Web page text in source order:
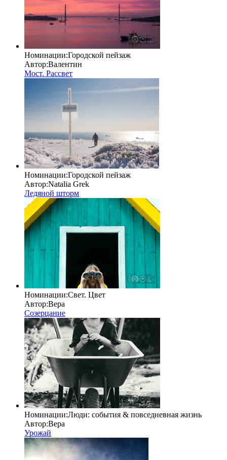
Номинации:Городской пейзаж
Автор:Валентин
Мост. Рассвет
Номинации:Городской пейзаж
Автор:Natalia Grek
Ледяной шторм
Номинации:Свет. Цвет
Автор:Вера
Созерцание
Номинации:Люди: cобытия & повседневная жизнь
Автор:Вера
Урожай